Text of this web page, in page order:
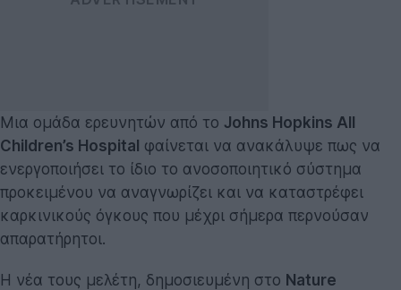
Μια ομάδα ερευνητών από το Johns Hopkins All
Children’s Hospital φαίνεται να ανακάλυψε πως να
ενεργοποιήσει το ίδιο το ανοσοποιητικό σύστημα
προκειμένου να αναγνωρίζει και να καταστρέφει
καρκινικούς όγκους που μέχρι σήμερα περνούσαν
απαρατήρητοι.
Η νέα τους μελέτη, δημοσιευμένη στο Nature